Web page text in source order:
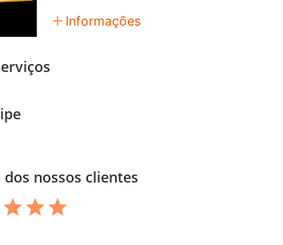
add Informações
dos nossos clientes
star star star